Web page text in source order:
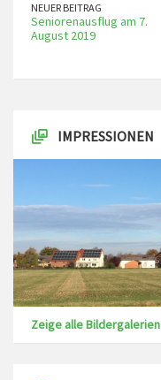
NEUER BEITRAG
Seniorenausflug am 7.
August 2019
IMPRESSIONEN
Zeige alle Bildergalerien